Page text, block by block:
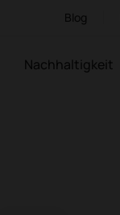
Blog
Nachhaltigkeit